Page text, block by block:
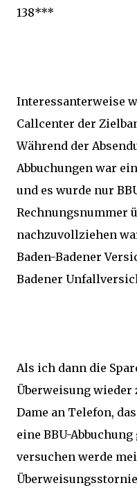
138***
Interessanterweise
Callcenter der
Während der
Abbuchungen war
und es wurde nur
Rechnungsnummer
nachzuvollziehen
Baden-Badener
Badener
Als ich dann die
Überweisung
Dame an Telefon,
eine BBU-
versuchen werde